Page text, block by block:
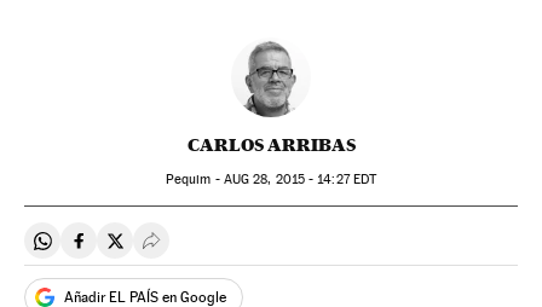
CARLOS ARRIBAS
Pequim - AUG 28, 2015 - 14:27EDT
Compartir en Whatsapp
Compartir en Facebook
Compartir en Twitter
Desplegar Redes Sociales
Añadir EL PAÍS en Google